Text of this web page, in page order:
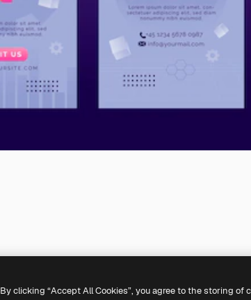
By clicking “Accept All Cookies”, you agree to the storing of